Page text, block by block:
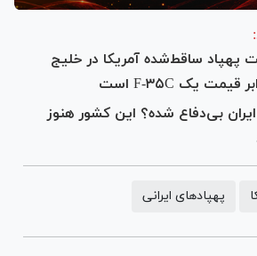
ساقط‌شده آمریکا در خلیج
ایران بی‌دفاع شده؟ این کشور هنوز
پهپادهای ایرانی